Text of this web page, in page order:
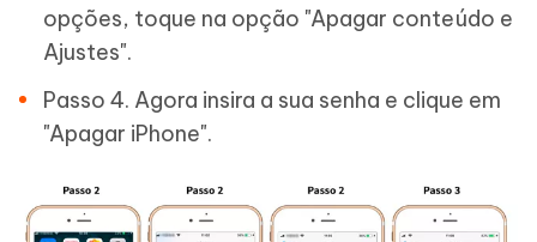
opções, toque na opção "Apagar conteúdo e
Ajustes".
Passo 4. Agora insira a sua senha e clique em
"Apagar iPhone".